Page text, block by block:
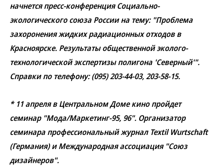
начнется пресс-конференция Социально-
экологического союза России на тему: "Проблема
захоронения жидких радиационных отходов в
Красноярске. Результаты общественной эколого-
технологической экспертизы полигона 'Северный'".
Справки по телефону: (095) 203-44-03, 203-58-15.
* 11 апреля в Центральном Доме кино пройдет
семинар "Мода/Маркетинг-95, 96". Организатор
семинара профессиональный журнал Textil Wurtschaft
(Германия) и Международная ассоциация "Союз
дизайнеров".